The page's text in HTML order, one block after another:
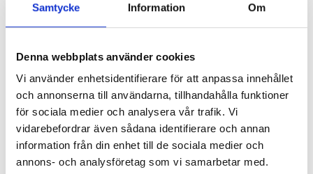
Samtycke Information Om
Denna webbplats använder cookies
Vi använder enhetsidentifierare för att anpassa innehållet
och annonserna till användarna, tillhandahålla funktioner
för sociala medier och analysera vår trafik. Vi
vidarebefordrar även sådana identifierare och annan
information från din enhet till de sociala medier och
annons- och analysföretag som vi samarbetar med.
önskemål. Säljs med friskrivningsklausul.
En fastighet med enorm potential för dig som vill
Välkommen!
Fakta
SE FAKTA